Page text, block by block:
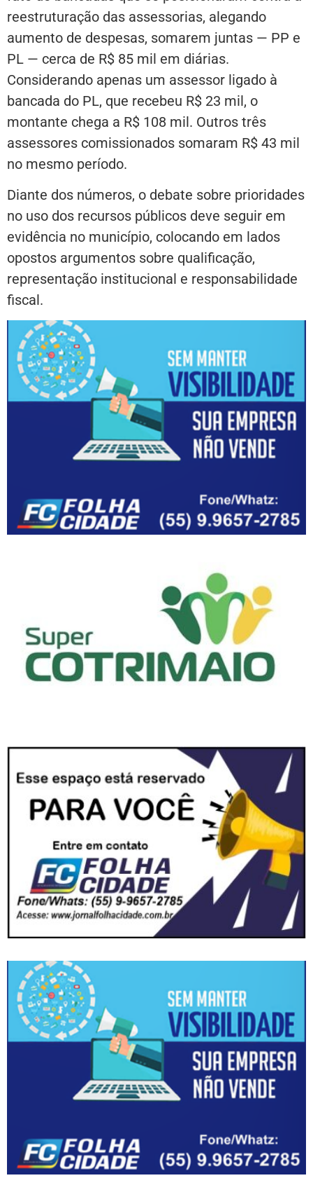
reestruturação das assessorias, alegando
aumento de despesas, somarem juntas — PP e
PL — cerca de R$ 85 mil em diárias.
Considerando apenas um assessor ligado à
bancada do PL, que recebeu R$ 23 mil, o
montante chega a R$ 108 mil. Outros três
assessores comissionados somaram R$ 43 mil
no mesmo período.
Diante dos números, o debate sobre prioridades
no uso dos recursos públicos deve seguir em
evidência no município, colocando em lados
opostos argumentos sobre qualificação,
representação institucional e responsabilidade
fiscal.